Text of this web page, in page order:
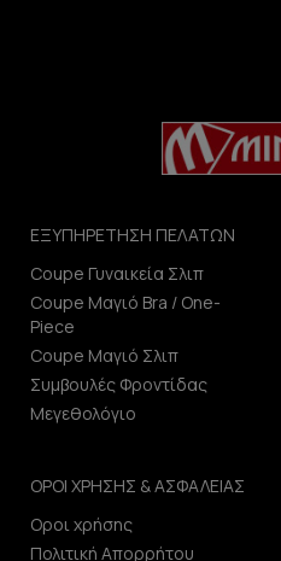
ΕΞΥΠΗΡΕΤΗΣΗ ΠΕΛΑΤΩΝ
Coupe Γυναικεία Σλιπ
Coupe Μαγιό Bra / One-
Piece
Coupe Μαγιό Σλιπ
Συμβουλές Φροντίδας
Μεγεθολόγιο
ΟΡΟΙ ΧΡΗΣΗΣ & ΑΣΦΑΛΕΙΑΣ
Οροι χρήσης
Πολιτική Απορρήτου